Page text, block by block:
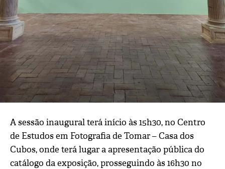
A sessão inaugural terá início às 15h30, no Centro
de Estudos em Fotografia de Tomar – Casa dos
Cubos, onde terá lugar a apresentação pública do
catálogo da exposição, prosseguindo às 16h30 no